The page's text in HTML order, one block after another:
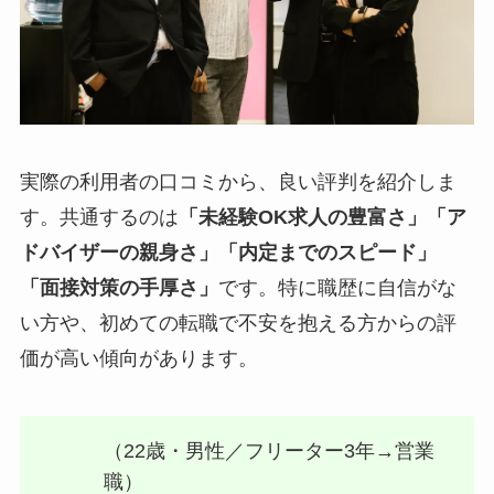
実際の利用者の口コミから、良い評判を紹介しま
す。共通するのは 「未経験OK求人の豊富さ」「ア
ドバイザーの親身さ」「内定までのスピード」
「面接対策の手厚さ」 です。特に職歴に自信がな
い方や、初めての転職で不安を抱える方からの評
価が高い傾向があります。
（22歳・男性／フリーター3年→営業
職）